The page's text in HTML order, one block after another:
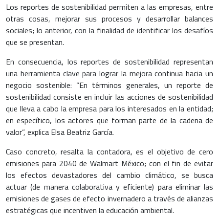
Los reportes de sostenibilidad permiten a las empresas, entre
otras cosas, mejorar sus procesos y desarrollar balances
sociales; lo anterior, con la finalidad de identificar los desafíos
que se presentan.
En consecuencia, los reportes de sostenibilidad representan
una herramienta clave para lograr la mejora continua hacia un
negocio sostenible: “En términos generales, un reporte de
sostenibilidad consiste en incluir las acciones de sostenibilidad
que lleva a cabo la empresa para los interesados en la entidad;
en específico, los actores que forman parte de la cadena de
valor”, explica Elsa Beatriz García.
Caso concreto, resalta la contadora, es el objetivo de cero
emisiones para 2040 de Walmart México; con el fin de evitar
los efectos devastadores del cambio climático, se busca
actuar (de manera colaborativa y eficiente) para eliminar las
emisiones de gases de efecto invernadero a través de alianzas
estratégicas que incentiven la educación ambiental.